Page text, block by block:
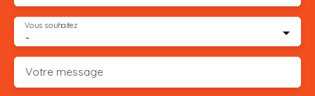
-
Vous souhaitez
Votre message